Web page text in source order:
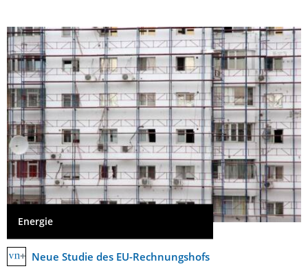
Energie
Neue Studie des EU-Rechnungshofs